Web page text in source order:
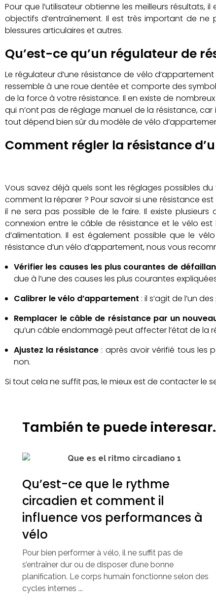
Pour que l’utilisateur obtienne les meilleurs
objectifs d’entraînement. Il est très important de
blessures articulaires et autres.
Qu’est-ce qu’un régulateur de
Le régulateur d’une résistance de vélo
ressemble à une roue dentée et comporte des
de la force à votre résistance. Il en existe de
qui n’ont pas de réglage manuel de la résistance,
tout dépend bien sûr du modèle de vélo
Comment régler la résistance
Vous savez déjà quels sont les réglages possibles
comment la réparer ? Pour savoir si une résistance est
il ne sera pas possible de le faire. Il existe
connexion entre le câble de résistance et le vélo
d’alimentation. Il est également possible que le
résistance d’un vélo d’appartement, nous vous
Vérifier les causes les plus courantes de
due à l’une des causes les plus courantes
Calibrer le vélo d’appartement : il s’agit de l’un
Remplacer le câble de résistance par un
qu’un câble endommagé peut affecter l’état de la
Ajustez la résistance : après avoir vérifié tous les
non.
Si tout cela ne suffit pas, le mieux est de contacter le
También te puede
Qu’est-ce que le rythme
circadien et comment il
influence vos performances à
vélo
Pour bien performer à vélo, il ne suffit pas de
s’entraîner dur ou de disposer d’une bonne
planification. Le corps humain fonctionne selon des
cycles internes ...